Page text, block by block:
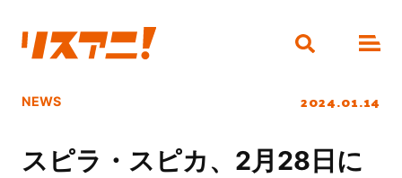
NEWS 2024.01.14
スピラ・スピカ、2月28日に